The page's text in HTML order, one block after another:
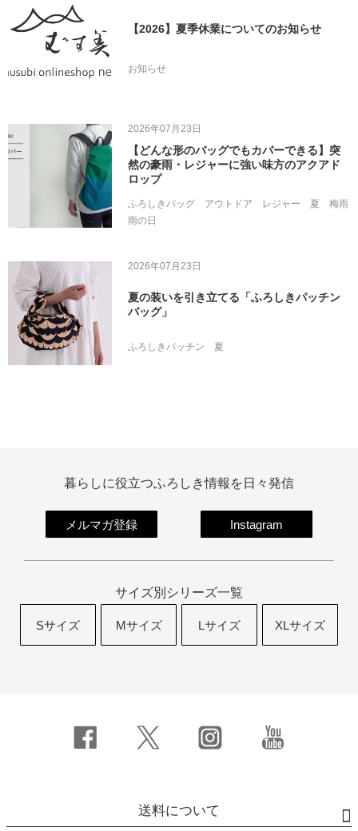
【2026】夏季休業についてのお知らせ
お知らせ
2026年07月23日
【どんな形のバッグでもカバーできる】突
然の豪雨・レジャーに強い味方のアクアド
ロップ
ふろしきバッグ アウトドア レジャー 夏
梅雨
雨の日
2026年07月23日
夏の装いを引き立てる「ふろしきパッチン
バッグ」
ふろしきパッチン 夏
暮らしに役立つふろしき情報を日々発信
メルマガ登録 Instagram
サイズ別シリーズ一覧
Sサイズ Mサイズ Lサイズ XLサイズ
送料について